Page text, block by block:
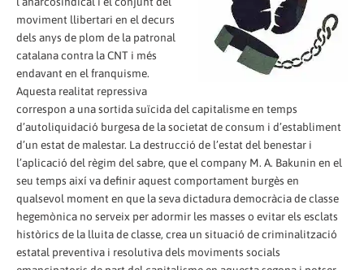
moviment llibertari en el decurs
dels anys de plom de la patronal
catalana contra la CNT i més
endavant en el franquisme.
Aquesta realitat repressiva
correspon a una sortida suïcida del capitalisme en temps
d’autoliquidació burgesa de la societat de consum i d’establiment
d’un estat de malestar. La destrucció de l’estat del benestar i
l’aplicació del règim del sabre, que el company M. A. Bakunin en el
seu temps així va definir aquest comportament burgès en
qualsevol moment en que la seva dictadura democràcia de classe
hegemònica no serveix per adormir les masses o evitar els esclats
històrics de la lluita de classe, crea un situació de criminalització
estatal preventiva i resolutiva dels moviments socials